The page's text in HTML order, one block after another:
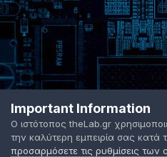
Important Information
Ο ιστότοπος theLab.gr
την καλύτερη εμπειρία σας κατά
προσαρμόσετε τις ρυθμίσεις των